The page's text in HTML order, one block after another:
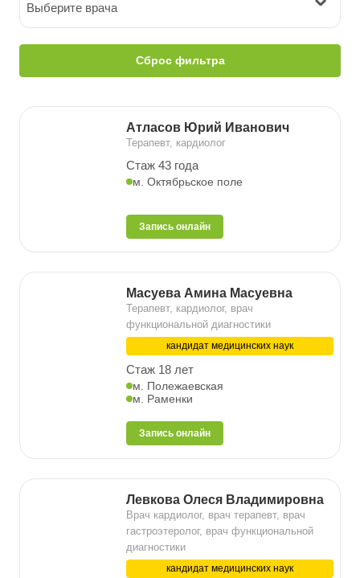
Выберите врача
Сброс фильтра
Атласов Юрий Иванович
Терапевт, кардиолог
Стаж 43 года
м. Октябрьское поле
Запись онлайн
Масуева Амина Масуевна
Терапевт, кардиолог, врач
функциональной диагностики
кандидат медицинских наук
Стаж 18 лет
м. Полежаевская
м. Раменки
Запись онлайн
Левкова Олеся Владимировна
Врач кардиолог, врач терапевт, врач
гастроэтеролог, врач функциональной
диагностики
кандидат медицинских наук